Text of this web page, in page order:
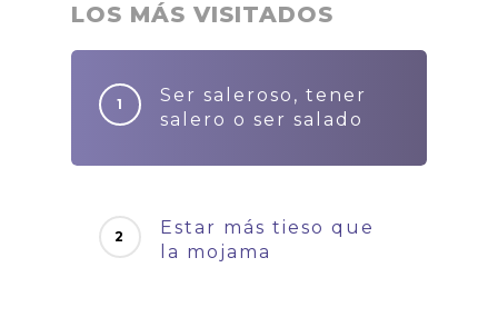
LOS MÁS VISITADOS
Ser saleroso, tener
salero o ser salado
Estar más tieso que
la mojama